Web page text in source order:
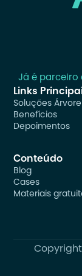
Já é parceiro
Links
Soluções Árvore
Benefícios
Depoimentos
Conteúdo
Blog
Cases
Materiais
Copyright